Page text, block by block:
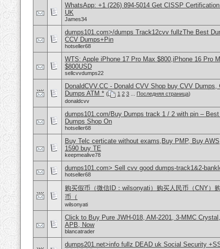
WhatsApp: +1 (226) 894-5014​ Get CISSP
UK
James34
dumps101.com>/dumps Track12cvv fullzThe Best
CCV Dumps+Pin
hotseller68
WTS: Apple iPhone 17 Pro Max $800,iPhone 16 Pro
$800USD
sellcvvdumps22
DonaldCVV.CC - Donald CVV Shop buy CVV
Dumps ATM * ( 1 2 3 Последняя страница)
donaldcvv
dumps101.com/Buy Dumps track 1 / 2 with pin –
Dumps Shop On
hotseller68
Buy Telc certicate without exams,Buy PMP, Buy
1590 buy TE
keepmealive78
dumps101.com> Sell cvv good dumps-track1&2-
hotseller68
购买假币（微信ID：wilsonyati）购买人民币（CNY）
币（
wilsonyati
Click to Buy Pure JWH-018, AM-2201, 3-MMC
APB, Now
blancatrader
dumps201.net>info fullz DEAD uk Social Security